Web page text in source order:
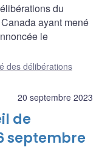
du
ayant mené
le
des délibérations
20 septembre 2023
de
septembre